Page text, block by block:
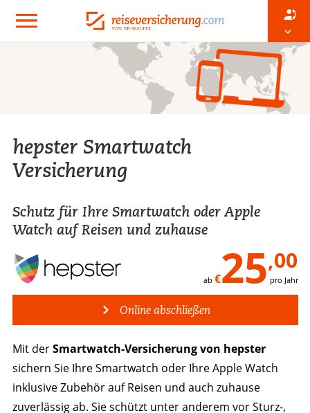
hepster Smartwatch
Versicherung
Schutz für Ihre Smartwatch oder Apple
Watch auf Reisen und zuhause
ab €25,00
pro Jahr
Online abschließen
Mit derSmartwatch-Versicherung von hepster
sichern Sie Ihre Smartwatch oder Ihre Apple Watch
inklusive Zubehör auf Reisen und auch zuhause
zuverlässig ab. Sie schützt unter anderem vor Sturz-,